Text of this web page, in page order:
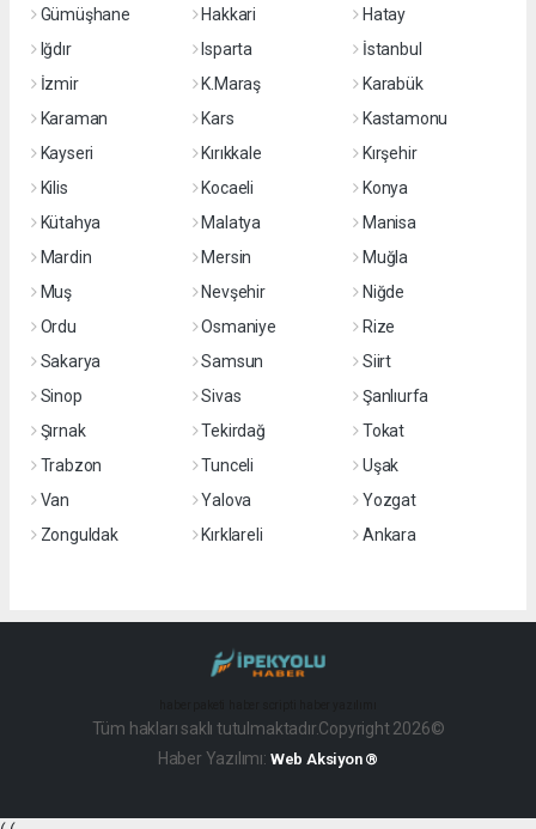
Gümüşhane
Hakkari
Hatay
Iğdır
Isparta
İstanbul
İzmir
K.Maraş
Karabük
Karaman
Kars
Kastamonu
Kayseri
Kırıkkale
Kırşehir
Kilis
Kocaeli
Konya
Kütahya
Malatya
Manisa
Mardin
Mersin
Muğla
Muş
Nevşehir
Niğde
Ordu
Osmaniye
Rize
Sakarya
Samsun
Siirt
Sinop
Sivas
Şanlıurfa
Şırnak
Tekirdağ
Tokat
Trabzon
Tunceli
Uşak
Van
Yalova
Yozgat
Zonguldak
Kırklareli Ankara
Tüm hakları saklı tutulmaktadır.Copyright 2026©
Haber Yazılımı: Web Aksiyon ®